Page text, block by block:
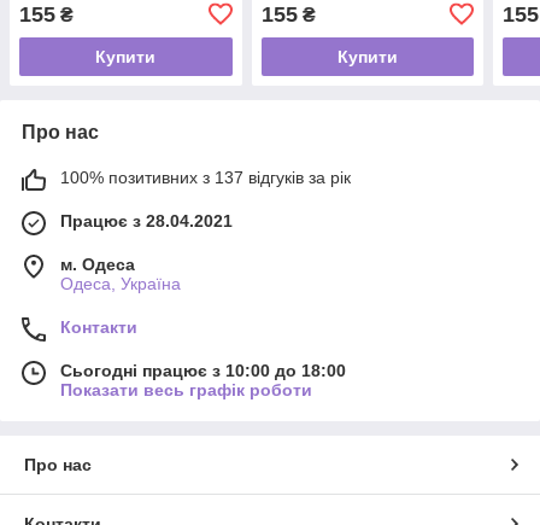
155 ₴
Купити
155₴
Купити
155
Про нас
100% позитивних з 137 відгуків за рік
Працює з 28.04.2021
м. Одеса
Одеса, Україна
Контакти
Сьогодні працює з 10:00 до 18:00
Показати весь графік роботи
Про нас